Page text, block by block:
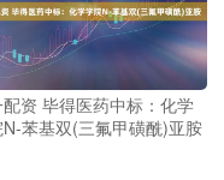
配资 毕得医药中标：化学
苯基双(三氟甲磺酰)亚胺